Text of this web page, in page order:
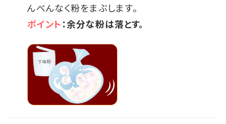
んべんなく粉をまぶします。
ポイント：余分な粉は落とす。